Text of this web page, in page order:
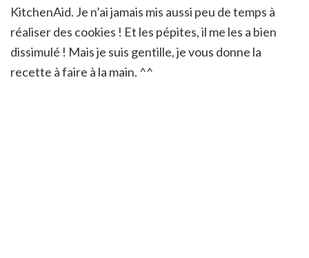
KitchenAid. Je n’ai jamais mis aussi peu de temps à
réaliser des cookies ! Et les pépites, il me les a bien
dissimulé ! Mais je suis gentille, je vous donne la
recette à faire à la main. ^^